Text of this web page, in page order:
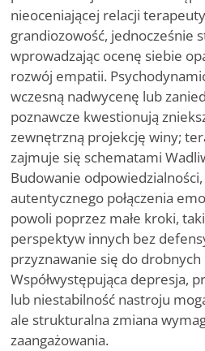
nieoceniającej relacji
grandiozowość, jednocześnie
wprowadzając ocenę siebie
rozwój empatii.
wczesną nadwycenę lub
poznawcze kwestionują
zewnętrzną projekcję winy;
zajmuje się schematami
Budowanie
autentycznego połączenia
powoli poprzez małe kroki,
perspektyw innych bez
przyznawanie się do drobnych
Współwystępująca depresja,
lub niestabilność nastroju
ale strukturalna zmiana
zaangażowania.